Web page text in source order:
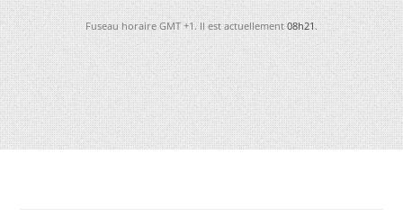
Fuseau horaire GMT +1. Il est actuellement08h21.